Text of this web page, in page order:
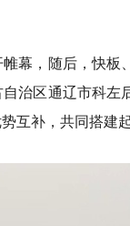
幕，随后，快板
治区通辽市科左
互补，共同搭建